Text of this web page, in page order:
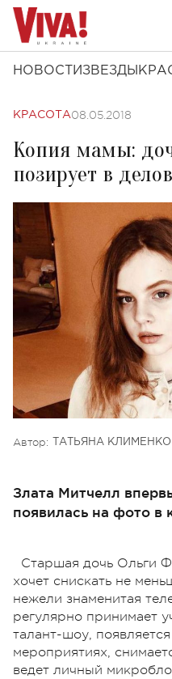
НОВОСТИ ЗВЕЗДЫ
КРАСОТА08.05.2018
Копия мамы:
позирует в
Автор: ТАТЬЯНА КЛИМЕНКО
Злата Митчелл
появилась на фото в
Старшая дочь Ольги
хочет снискать не
нежели знаменитая
регулярно принимает
талант-шоу,
мероприятиях,
ведет личный